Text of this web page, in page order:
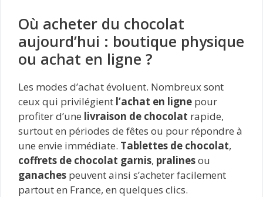
Où acheter du chocolat
aujourd’hui : boutique physique
ou achat en ligne ?
Les modes d’achat évoluent. Nombreux sont
ceux qui privilégient l’achat en ligne pour
profiter d’une livraison de chocolat rapide,
surtout en périodes de fêtes ou pour répondre à
une envie immédiate. Tablettes de chocolat,
coffrets de chocolat garnis, pralinesou
ganaches peuvent ainsi s’acheter facilement
partout en France, en quelques clics.